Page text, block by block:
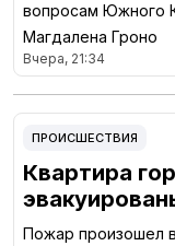
вопросам Южного
Магдалена Гроно
Вчера, 21:34
ПРОИСШЕСТВИЯ
Квартира
Пожар произошел